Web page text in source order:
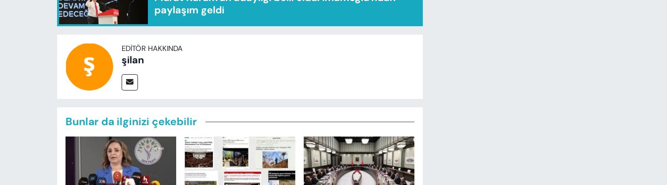
paylaşım geldi
EDITÖR HAKKINDA
şilan
Bunlar da ilginizi çekebilir